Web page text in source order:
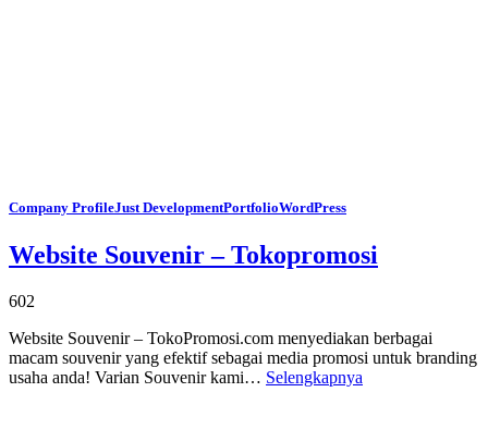
Company ProfileJust DevelopmentPortfolioWordPress
Website Souvenir – Tokopromosi
602
Website Souvenir – TokoPromosi.com menyediakan berbagai
macam souvenir yang efektif sebagai media promosi untuk branding
usaha anda! Varian Souvenir kami… Selengkapnya